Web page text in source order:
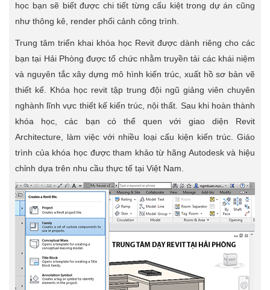
học bạn sẽ biết được chi tiết từng cấu kiệt trong dự án cũng
như thông kê, render phối cảnh công trình.
Trung tâm triển khai khóa học Revit được dành riêng cho các
bạn tại Hải Phòng được tổ chức nhằm truyền tải các khái niệm
và nguyên tắc xây dựng mô hình kiến trúc, xuất hồ sơ bản vẽ
thiết kế. Khóa học revit tập trung đội ngũ giảng viên chuyên
nghành lĩnh vực thiết kế kiến trúc, nội thất. Sau khi hoàn thành
khóa học, các bạn có thể quen với giao diện Revit
Architecture, làm việc với nhiều loại cấu kiện kiến trúc. Giáo
trình của khóa học được tham khảo từ hãng Autodesk và hiệu
chỉnh dựa trên nhu cầu thực tế tại Việt Nam.